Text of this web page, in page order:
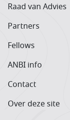
Raad van Advies
Partners
Fellows
ANBI info
Contact
Over deze site